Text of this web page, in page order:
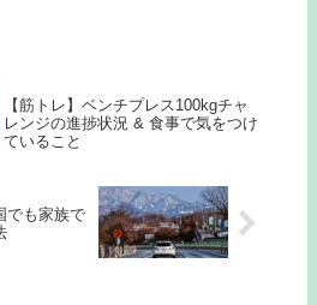
【筋トレ】ベンチプレス100kgチャ
レンジの進捗状況 & 食事で気をつけ
ていること
でも家族で